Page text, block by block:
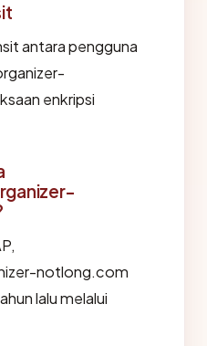
antara pengguna
enkripsi
notlong.com
lalu melalui